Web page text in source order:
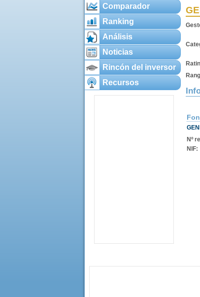
Comparador
Ranking
Análisis
Noticias
Rincón del inversor
Recursos
Nº
NIF: